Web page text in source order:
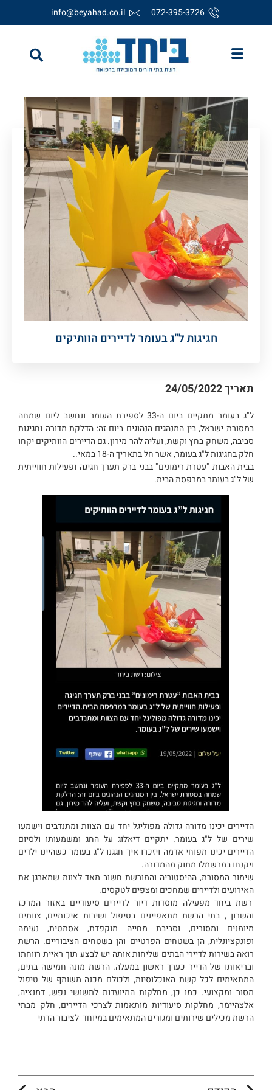
072-395-3726
info@beyahad.co.il
חגיגות ל"ג בעומר לדיירים הוותיקים
תאריך24/05/2022
ל"ג בעומר מתקיים ביום ה-33 לספירת העומר ונחשב ליום שמחה
במסורת ישראל, בין המנהגים הנהוגים ביום זה: הדלקת מדורה וחגיגות
סביבה, משחק בחץ וקשת, ועליה להר מירון. גם הדיירים הוותיקים יקחו
חלק בחגיגות ל"ג בעומר, אשר חל בתאריך ה-18 במאי..
בבית האבות "עטרת רימונים" בבני ברק תערך חגיגה ופעילות חווייתית
של ל"ג בעומר במרפסת הבית.
הדיירים יכינו מדורה גדולה מפוליגל יחד עם הצוות ומתנדבים וישמעו
שירים של ל"ג בעומר. יתקיים דיאלוג על החג ומשמעותו ולסיום
הדיירים יכינו תפוחי אדמה ויזכרו איך חגגנו ל"ג בעומר כשהיינו ילדים
ויקנחו במרשמלו מתוק מהמדורה.
שימור המסורת, ההיסטוריה והמורשת חשוב מאד לצוות שמארגן את
האירועים ולדיירים שמחכים ומצפים לטקסים.
רשת ביחד מפעילה מוסדות דיור לדיירים סיעודיים באזור המרכז
והשרון , בתי הרשת מתאפיינים בטיפול ושירות איכותיים, צוותים
מיומנים ומסורים, וסביבת מחייה מוקפדת, אסתטית, נעימה
ופונקציונלית, הן בשטחים הפרטיים והן בשטחים הציבוריים. הרשת
רואה בשירות לדיירי הבתים שליחות אותה יש לבצע תוך ראיית רווחתו
ובריאותו של הדייר כערך ראשון במעלה. הרשת מונה חמישה בתים,
המתאימים לכל קשת האוכלוסיות, ולכולם מכנה משותף של טיפול
מסור ומקצועי. כמו כן, מחלקות המיועדות לתשושי נפש, דמנציה,
אלצהיימר, מחלקות סיעודיות מותאמות לצרכי הדיירים, חלק מבתי
הרשת מכילים שירותים ומגורים המתאימים במיוחד לציבור הדתי